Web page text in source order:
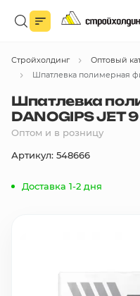
Войдите в личный
Вы сможете оформлять
Войти
Каталог товаров
Быстрый заказ по
Стройхолдинг Оптовый
Шпатлевка полимерная
Шпатлевка
DANOGIPS JET
Оптом и в розницу
Артикул: 548666
Доставка 1-2 дня